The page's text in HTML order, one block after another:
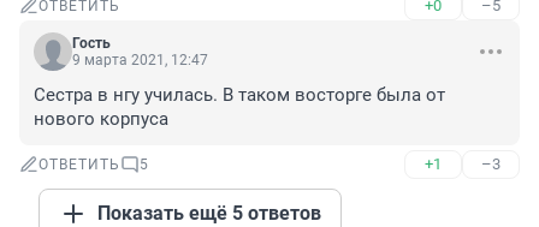
ОТВЕТИТЬ +0 –5
Гость
9 марта 2021, 12:47
Сестра в нгу училась. В таком восторге была от
нового корпуса
ОТВЕТИТЬ 5 +1 –3
Показать ещё 5 ответов